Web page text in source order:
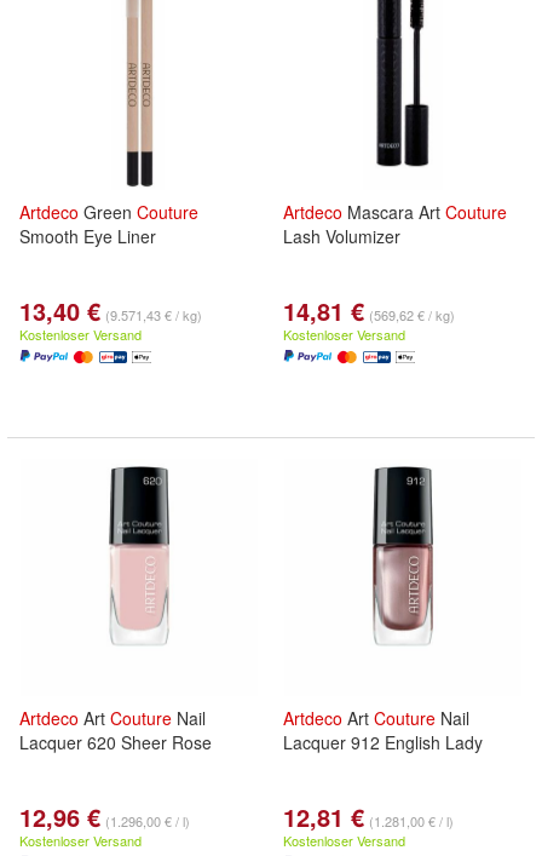
Artdeco Green Couture
Smooth Eye Liner
13,40 € (9.571,43 € / kg)
Kostenloser Versand
Artdeco Mascara Art Couture
Lash Volumizer
14,81 € (569,62 € / kg)
Kostenloser Versand
Artdeco Art Couture Nail
Lacquer 620 Sheer Rose
12,96 € (1.296,00 € / l)
Kostenloser Versand
Artdeco Art Couture Nail
Lacquer 912 English Lady
12,81 € (1.281,00 € / l)
Kostenloser Versand